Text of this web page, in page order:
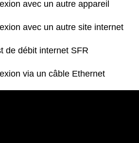
avec un autre appareil
avec un autre site internet
de débit internet SFR
via un câble Ethernet